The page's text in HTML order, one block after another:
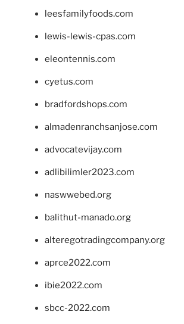
leesfamilyfoods.com
lewis-lewis-cpas.com
eleontennis.com
cyetus.com
bradfordshops.com
almadenranchsanjose.com
advocatevijay.com
adlibilimler2023.com
naswwebed.org
balithut-manado.org
alteregotradingcompany.org
aprce2022.com
ibie2022.com
sbcc-2022.com